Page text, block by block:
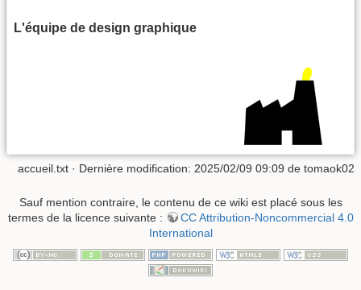
L'équipe de design graphique
accueil.txt · Dernière modification: 2025/02/09 09:09 de tomaok02
Sauf mention contraire, le contenu de ce wiki est placé sous les
termes de la licence suivante :
CC Attribution-Noncommercial 4.0
International